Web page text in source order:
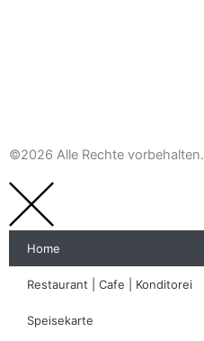
©2026 Alle Rechte vorbehalten.
Home
Restaurant | Cafe | Konditorei
Speisekarte